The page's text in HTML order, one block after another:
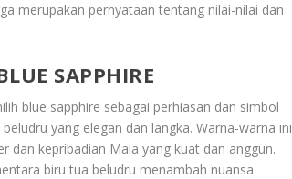
merupakan pernyataan tentang nilai-nilai dan
SAPPHIRE
blue sapphire sebagai perhiasan dan simbol
yang elegan dan langka. Warna-warna ini
dan kepribadian Maia yang kuat dan anggun.
biru tua beludru menambah nuansa